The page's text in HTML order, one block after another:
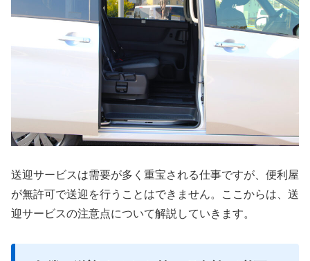
送迎サービスは需要が多く重宝される仕事ですが、便利屋
が無許可で送迎を行うことはできません。ここからは、送
迎サービスの注意点について解説していきます。